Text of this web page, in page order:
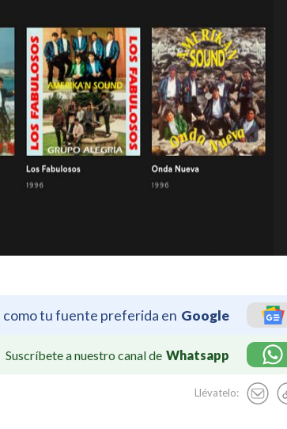
como tu fuente preferida en Google
Suscríbete a nuestro canal de Whatsapp
Llévatelo: